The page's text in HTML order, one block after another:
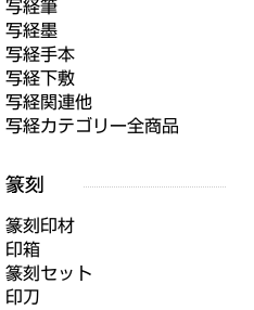
写経筆
写経墨
写経手本
写経下敷
写経関連他
写経カテゴリー全商品
篆刻印材
印箱
篆刻セット
印刀